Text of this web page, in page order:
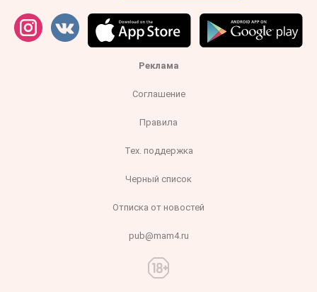
Реклама
Соглашение
Правила
Тех. поддержка
Черный список
Отписка от новостей
pub@mam4.ru